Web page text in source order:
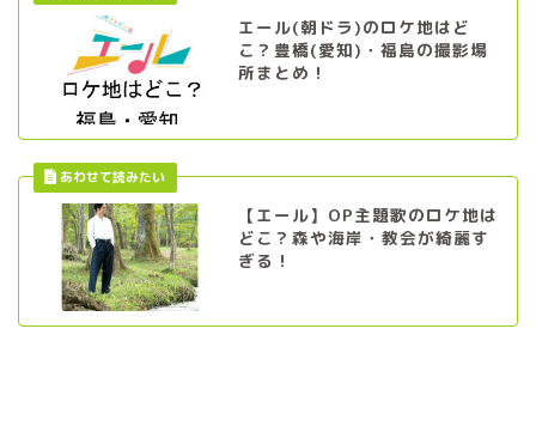
エール(朝ドラ)のロケ地はど
こ？豊橋(愛知)・福島の撮影場
所まとめ！
【エール】OP主題歌のロケ地は
どこ？森や海岸・教会が綺麗す
ぎる！